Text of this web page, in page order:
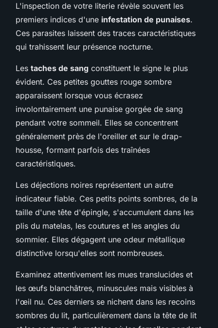
L'inspection de votre literie révèle souvent les
premiers indices d'une infestation de punaises.
Ces parasites laissent des traces caractéristiques
qui trahissent leur présence nocturne.
Les taches de sang constituent le signe le plus
évident. Ces petites gouttes rouge sombre
apparaissent lorsque vous écrasez
involontairement une punaise gorgée de sang
pendant votre sommeil. Elles se concentrent
généralement près de l'oreiller et sur le drap-
housse, formant parfois des traînées
caractéristiques.
Les déjections noires représentent un autre
indicateur fiable. Ces petits points sombres, de la
taille d'une tête d'épingle, s'accumulent dans les
plis du matelas, les coutures et les angles du
sommier. Elles dégagent une odeur métallique
distinctive lorsqu'elles sont nombreuses.
Examinez attentivement les mues translucides et
les œufs blanchâtres, minuscules mais visibles à
l'œil nu. Ces derniers se nichent dans les recoins
sombres du lit, particulièrement dans la tête de lit